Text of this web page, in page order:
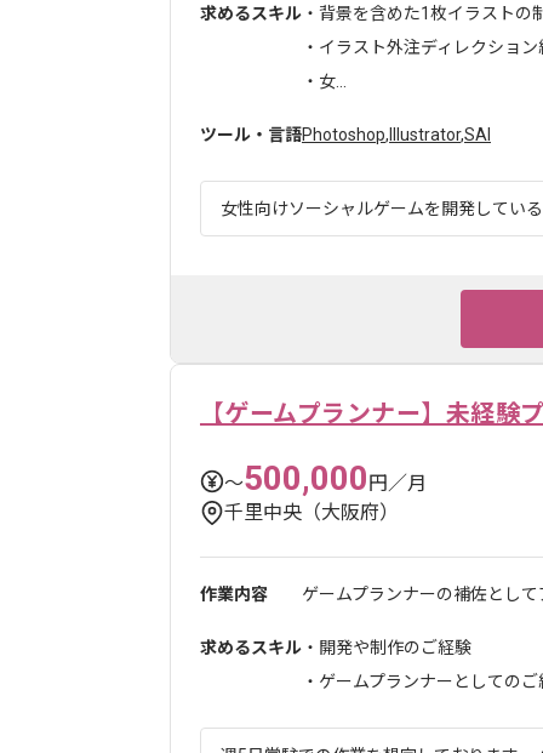
求めるスキル ・背景を含めた1枚イラストの
・イラスト外注ディレクション
・女...
ツール・言語Photoshop, Illustrator,SAI
女性向けソーシャルゲームを開発してい
【ゲームプランナー】未経験
〜500,000円／月
千里中央（大阪府）
作業内容 ゲームプランナーの補佐とし
求めるスキル ・開発や制作のご経験
・ゲームプランナーとしてのご